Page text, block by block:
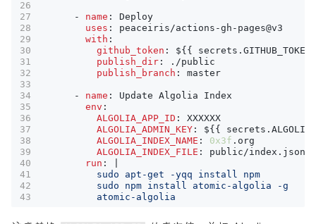
- name :
Deploy
uses :
peaceiris/actions-gh-pages@v3
with :
github_token :
${{
publish_dir :
./public
publish_branch : master
- name :
Update Algolia Index
env :
ALGOLIA_APP_ID :
XXXXXX
ALGOLIA_ADMIN_KEY :
${{
ALGOLIA_INDEX_NAME : 0x3f .org
ALGOLIA_INDEX_FILE :
public/index.json
run :
          atomic-algolia